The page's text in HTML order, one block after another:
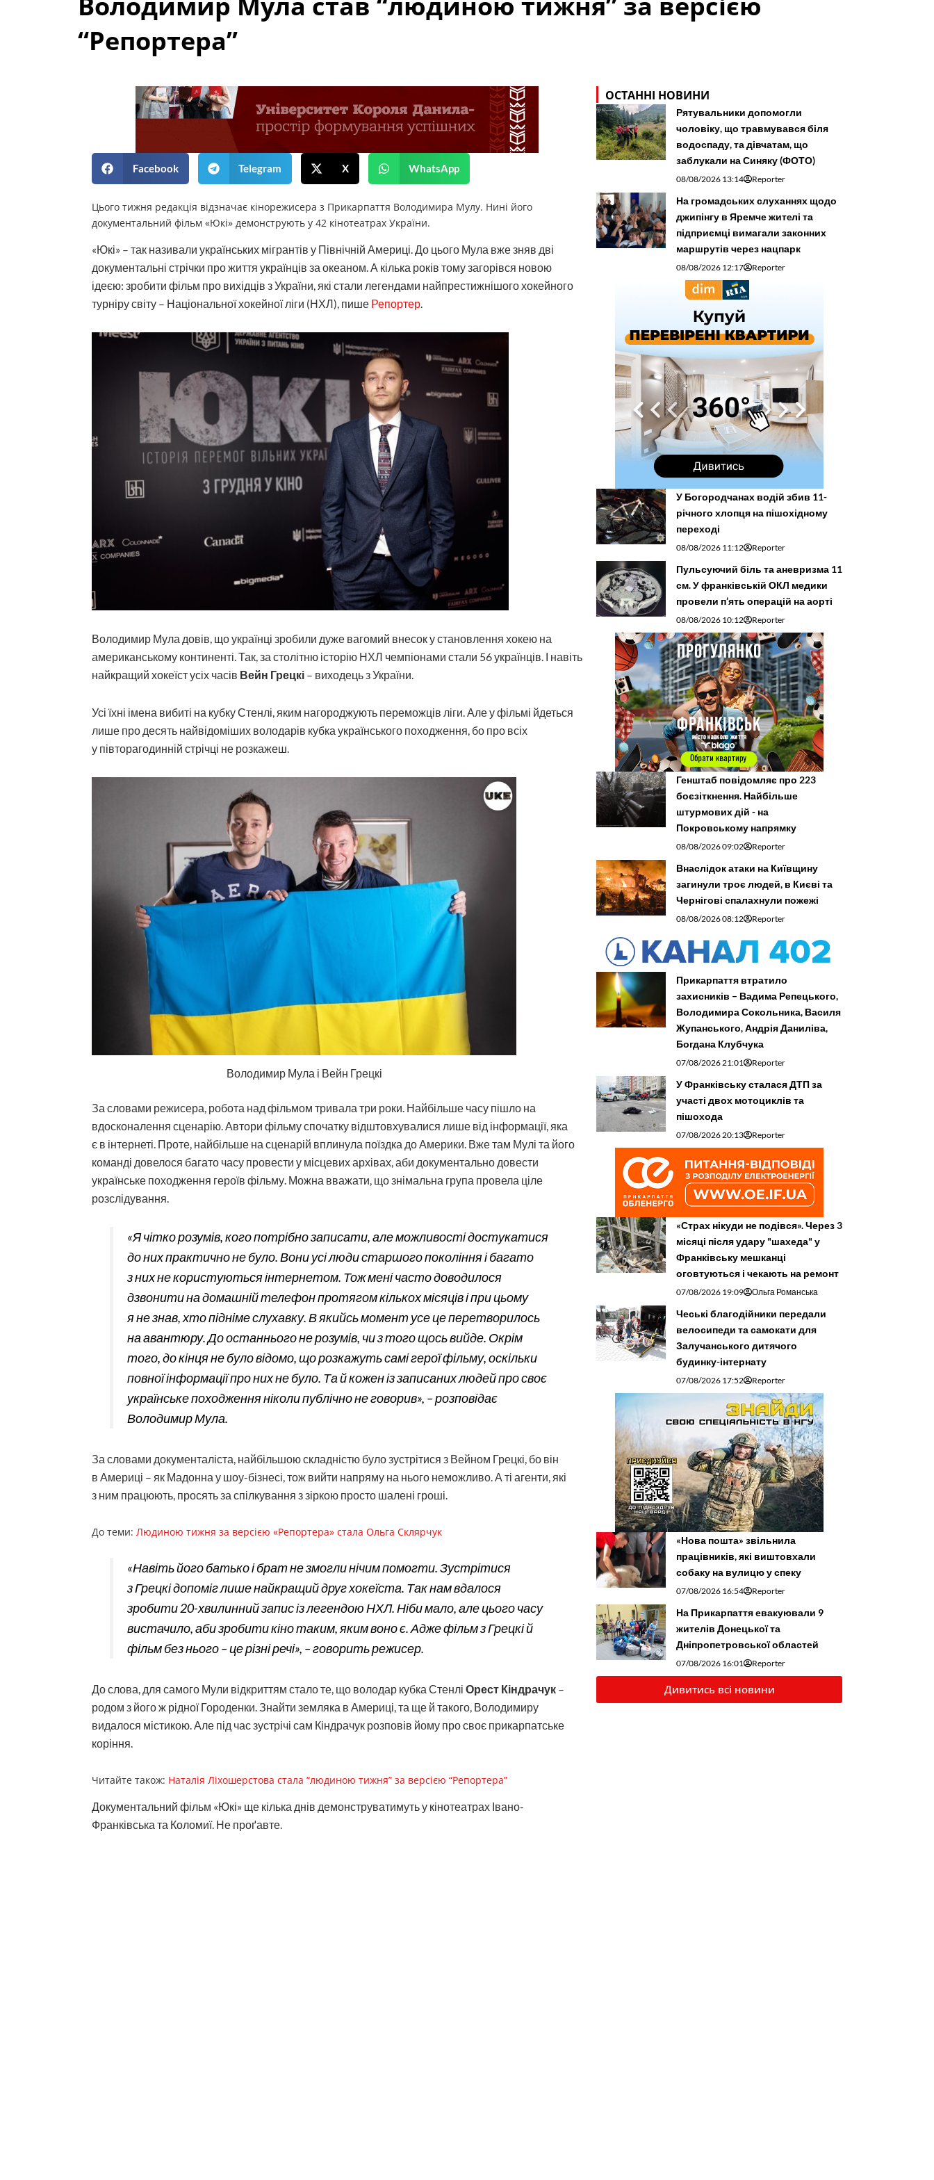
“Репортера”
Facebook Telegram X WhatsApp
Цього тижня редакція відзначає кінорежисера з Прикарпаття Володимира Мулу. Нині його
документальний фільм «Юкі» демонструють у 42 кінотеатрах України.
«Юкі» – так називали українських мігрантів у Північній Америці. До цього Мула вже зняв дві
документальні стрічки про життя українців за океаном. А кілька років тому загорівся новою
ідеєю: зробити фільм про вихідців з України, які стали легендами найпрестижнішого хокейного
турніру світу – Національної хокейної ліги (НХЛ), пише Репортер
Володимир Мула довів, що українці зробили дуже вагомий внесок у становлення хокею на
американському континенті. Так, за столітню історію НХЛ чемпіонами стали 56 українців. І навіть
найкращий хокеїст усіх часів Вейн Грецкі – виходець з України.
Усі їхні імена вибиті на кубку Стенлі, яким нагороджують переможців ліги. Але у фільмі йдеться
лише про десять найвідоміших володарів кубка українського походження, бо про всіх
у півторагодинній стрічці не розкажеш.
Володимир Мула і Вейн Грецкі
За словами режисера, робота над фільмом тривала три роки. Найбільше часу пішло на
вдосконалення сценарію. Автори фільму спочатку відштовхувалися лише від інформації, яка
є в інтернеті. Проте, найбільше на сценарій вплинула поїздка до Америки. Вже там Мулі та його
команді довелося багато часу провести у місцевих архівах, аби документально довести
українське походження героїв фільму. Можна вважати, що знімальна група провела ціле
розслідування.
«Я чітко розумів, кого потрібно записати, але можливості достукатися
до них практично не було. Вони усі люди старшого покоління і багато
з них не користуються інтернетом. Тож мені часто доводилося
дзвонити на домашній телефон протягом кількох місяців і при цьому
я не знав, хто підніме слухавку. В якийсь момент усе це перетворилось
на авантюру. До останнього не розумів, чи з того щось вийде. Окрім
того, до кінця не було відомо, що розкажуть самі герої фільму, оскільки
повної інформації про них не було. Та й кожен із записаних людей про своє
українське походження ніколи публічно не говорив», – розповідає
Володимир Мула.
За словами документаліста, найбільшою складністю було зустрітися з Вейном Грецкі, бо він
в Америці – як Мадонна у шоу-бізнесі, тож вийти напряму на нього неможливо. А ті агенти, які
з ним працюють, просять за спілкування з зіркою просто шалені гроші.
До теми: Людиною тижня за версією «Репортера» стала Ольга Склярчук
«Навіть його батько і брат не змогли нічим помогти. Зустрітися
з Грецкі допоміг лише найкращий друг хокеїста. Так нам вдалося
зробити 20-хвилинний запис із легендою НХЛ. Ніби мало, але цього часу
вистачило, аби зробити кіно таким, яким воно є. Адже фільм з Грецкі й
фільм без нього – це різні речі», – говорить режисер.
До слова, для самого Мули відкриттям стало те, що володар кубка Стенлі Орест Кіндрачук –
родом з його ж рідної Городенки. Знайти земляка в Америці, та ще й такого, Володимиру
видалося містикою. Але під час зустрічі сам Кіндрачук розповів йому про своє прикарпатське
коріння.
Читайте також: Наталія Ліхошерстова стала “людиною тижня” за версією “Репортера”
Документальний фільм «Юкі» ще кілька днів демонструватимуть у кінотеатрах Івано-
Франківська та Коломиї. Не проґавте.
ОСТАННІ НОВИНИ
Рятувальники допомогли
чоловіку, що травмувався біля
водоспаду, та дівчатам, що
заблукали на Синяку (ФОТО)
08/08/2026 13:14 Reporter
На громадських слуханнях щодо
джипінгу в Яремче житeлі та
підприємці вимагали законних
маршрутів через нацпарк
08/08/2026 12:17 Reporter
У Богородчанах водій збив 11-
річного хлопця на пішохідному
переході
08/08/2026 11:12 Reporter
Пульсуючий біль та аневризма 11
см. У франківській ОКЛ медики
провели п’ять операцій на аорті
08/08/2026 10:12 Reporter
Генштаб повідомляє про 223
боєзіткнення. Найбільше
штурмових дій - на
Покровському напрямку
08/08/2026 09:02 Reporter
Внаслідок атаки на Київщину
загинули троє людей, в Києві та
Чернігові спалахнули пожежі
08/08/2026 08:12 Reporter
Прикарпаття втратило
захисників – Вадима Репецького,
Володимира Сокольника, Василя
Жупанського, Андрія Даниліва,
Богдана Клубчука
07/08/2026 21:01 Reporter
У Франківську сталася ДТП за
участі двох мотоциклів та
пішохода
07/08/2026 20:13 Reporter
«Страх нікуди не подівся». Через 3
місяці після удару "шахеда" у
Франківську мешканці
оговтуються і чекають на ремонт
07/08/2026 19:09 Ольга Романська
Чеські благодійники передали
велосипеди та самокати для
Залучанського дитячого
будинку-інтернату
07/08/2026 17:52 Reporter
«Нова пошта» звільнила
працівників, які виштовхали
собаку на вулицю у спеку
07/08/2026 16:54 Reporter
На Прикарпаття евакуювали 9
жителів Донецької та
Дніпропетровської областей
07/08/2026 16:01 Reporter
Дивитись всі новини